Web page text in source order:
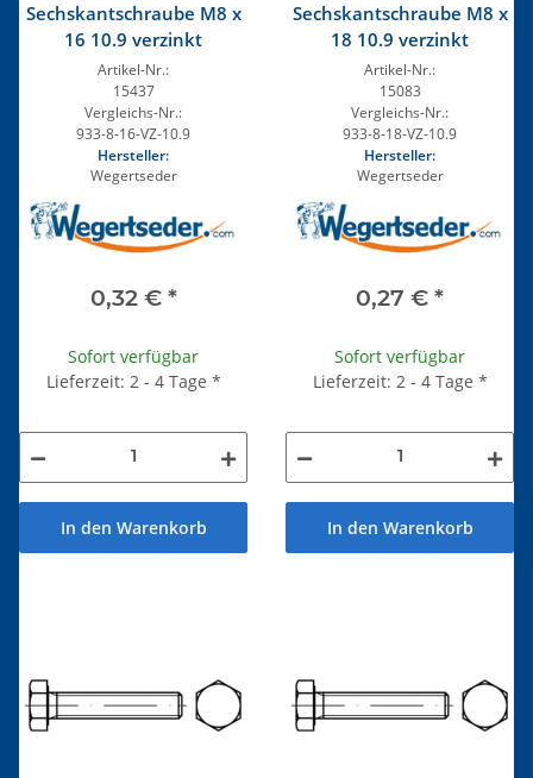
Sechskantschraube M8 x
16 10.9 verzinkt
Artikel-Nr.:
15437
Vergleichs-Nr.:
933-8-16-VZ-10.9
Hersteller:
Wegertseder
0,32 € *
Sofort verfügbar
Lieferzeit: 2 - 4 Tage *
In den Warenkorb
Sechskantschraube M8 x
18 10.9 verzinkt
Artikel-Nr.:
15083
Vergleichs-Nr.:
933-8-18-VZ-10.9
Hersteller:
Wegertseder
0,27 € *
Sofort verfügbar
Lieferzeit: 2 - 4 Tage *
In den Warenkorb